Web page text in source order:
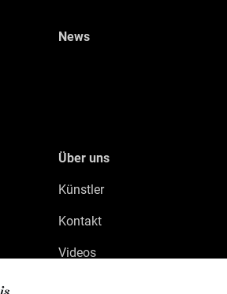
News
Über uns
Künstler
Kontakt
Videos